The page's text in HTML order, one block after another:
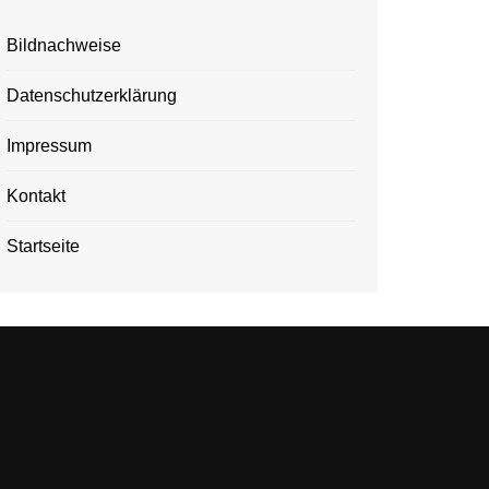
Bildnachweise
Datenschutzerklärung
Impressum
Kontakt
Startseite